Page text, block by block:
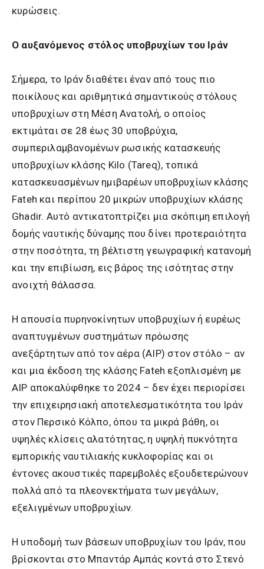
κυρώσεις.
Ο αυξανόμενος στόλος υποβρυχίων του Ιράν
Σήμερα, το Ιράν διαθέτει έναν από τους πιο
ποικίλους και αριθμητικά σημαντικούς στόλους
υποβρυχίων στη Μέση Ανατολή, ο οποίος
εκτιμάται σε 28 έως 30 υποβρύχια,
συμπεριλαμβανομένων ρωσικής κατασκευής
υποβρυχίων κλάσης Kilo (Tareq), τοπικά
κατασκευασμένων ημιβαρέων υποβρυχίων κλάσης
Fateh και περίπου 20 μικρών υποβρυχίων κλάσης
Ghadir. Αυτό αντικατοπτρίζει μια σκόπιμη επιλογή
δομής ναυτικής δύναμης που δίνει προτεραιότητα
στην ποσότητα, τη βέλτιστη γεωγραφική κατανομή
και την επιβίωση, εις βάρος της ισότητας στην
ανοιχτή θάλασσα.
Η απουσία πυρηνοκίνητων υποβρυχίων ή ευρέως
αναπτυγμένων συστημάτων πρόωσης
ανεξάρτητων από τον αέρα (AIP) στον στόλο – αν
και μια έκδοση της κλάσης Fateh εξοπλισμένη με
AIP αποκαλύφθηκε το 2024 – δεν έχει περιορίσει
την επιχειρησιακή αποτελεσματικότητα του Ιράν
στον Περσικό Κόλπο, όπου τα μικρά βάθη, οι
υψηλές κλίσεις αλατότητας, η υψηλή πυκνότητα
εμπορικής ναυτιλιακής κυκλοφορίας και οι
έντονες ακουστικές παρεμβολές εξουδετερώνουν
πολλά από τα πλεονεκτήματα των μεγάλων,
εξελιγμένων υποβρυχίων.
Η υποδομή των βάσεων υποβρυχίων του Ιράν, που
βρίσκονται στο Μπαντάρ Αμπάς κοντά στο Στενό